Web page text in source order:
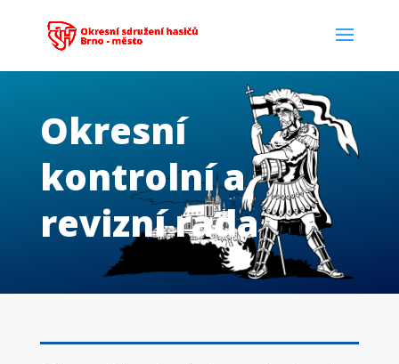
Okresní
kontrolní a
revizní rada